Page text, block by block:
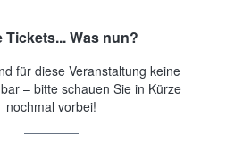
Tickets... Was nun?
für diese Veranstaltung keine
– bitte schauen Sie in Kürze
nochmal vorbei!